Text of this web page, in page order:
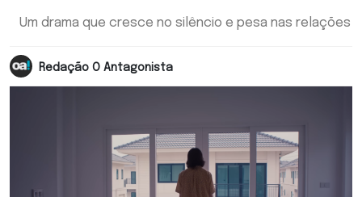
Um drama que cresce no silêncio e pesa nas relações
Redação O Antagonista